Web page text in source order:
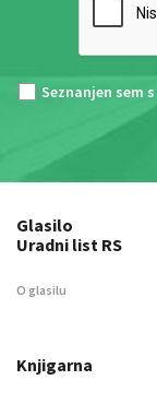
Seznanjen sem s
Glasilo
Uradni list RS
O glasilu
Knjigarna